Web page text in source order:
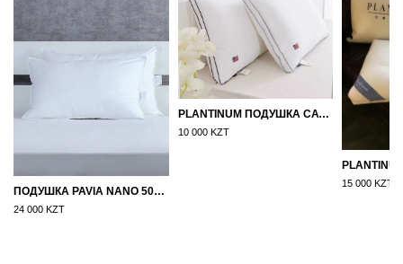
ПОДУШКА PAVIA NANO 50X70
24 000 KZT
PLANTINUM ПОДУШКА САТИН, ШЕЛК 50Х70
10 000 KZT
15 000 KZT